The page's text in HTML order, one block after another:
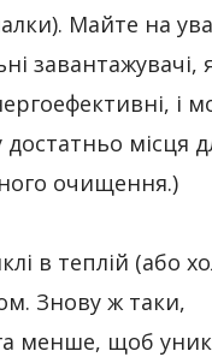
Майте на
завантажувачі,
і
місця
очищення.)
в теплій (або
Знову ж таки,
менше, щоб